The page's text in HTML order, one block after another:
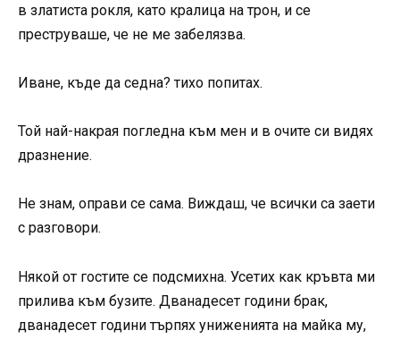
в златиста рокля, като кралица на трон, и се
преструваше, че не ме забелязва.
Иване, къде да седна? тихо попитах.
Той най-накрая погледна към мен и в очите си видях
дразнение.
Не знам, оправи се сама. Виждаш, че всички са заети
с разговори.
Някой от гостите се подсмихна. Усетих как кръвта ми
прилива към бузите. Дванадесет години брак,
дванадесет години търпях униженията на майка му,